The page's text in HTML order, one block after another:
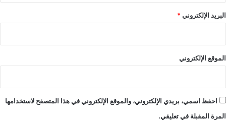
البريد الإلكتروني*
الموقع الإلكتروني
احفظ اسمي، بريدي الإلكتروني، والموقع الإلكتروني في هذا المتصفح لاستخدامها
المرة المقبلة في تعليقي.